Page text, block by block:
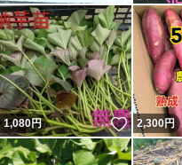
1,080円 いいね
2,300円